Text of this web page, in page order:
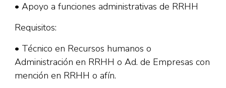
• Apoyo a funciones administrativas de RRHH
Requisitos:
• Técnico en Recursos humanos o
Administración en RRHH o Ad. de Empresas con
mención en RRHH o afín.